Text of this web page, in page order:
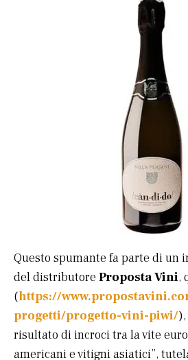
Questo spumante fa parte di un
del distributore Proposta Vini,
(https://
progetti/progetto-vini-piwi/
risultato di incroci tra la vite
americani e vitigni asiatici”,